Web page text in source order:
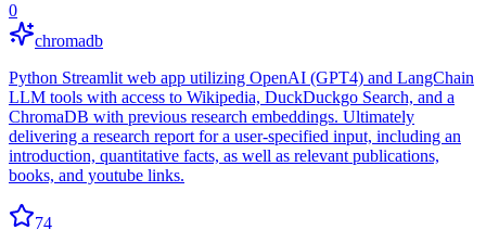
0
chromadb
Python Streamlit web app utilizing OpenAI (GPT4) and LangChain
LLM tools with access to Wikipedia, DuckDuckgo Search, and a
ChromaDB with previous research embeddings. Ultimately
delivering a research report for a user-specified input, including an
introduction, quantitative facts, as well as relevant publications,
books, and youtube links.
74